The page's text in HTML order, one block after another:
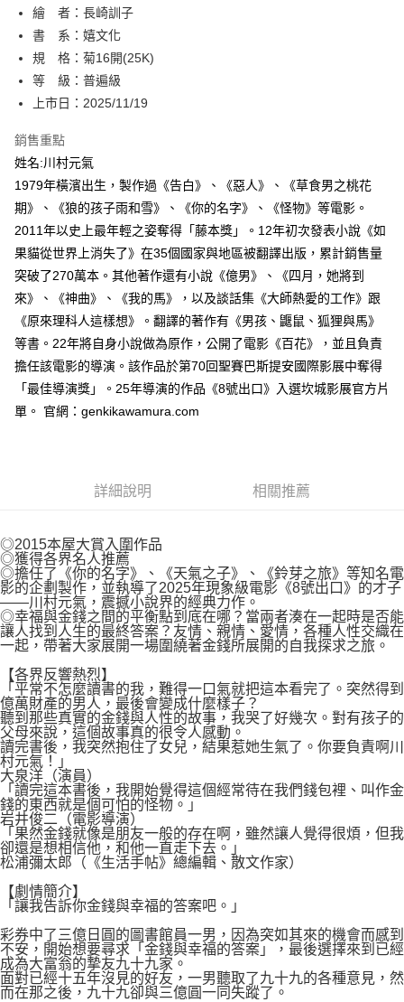
３．安心：先確認商品／服務後，再付款。
【「AFTEE先享後付」結帳流程】
１．於結帳方式選擇「AFTEE先享後付」後，將跳轉至「AFTEE先享後付」
結帳頁面，進行簡訊認證並確認金額後，即可完成結帳。
２．訂單成立數日內，您將收到繳費通知簡訊。
３．收到繳費通知簡訊後14天內，點擊此簡訊中的連結，可透過四大超商／
※ 請注意：結帳手續完成當下不需立刻繳費，但若您需要取消訂單，請聯絡
購買商品的店家。未經商家同意取消之訂單仍視為有效，需透過AFTEE先享
後付繳納相關費用。
※ 交易是否成功請以「AFTEE先享後付 」之結帳頁面顯示為準，若有關於
是否繳費成功／繳費後需取消欲退款等相關疑問，請聯繫「AFTEE先享後付
【注意事項】
１．透過由恩沛科技股份有限公司提供之「AFTEE先享後付」服務完成之交
易，需依本服務之必要範圍內提供個人資料，並將交易相關給付款項請求債
權轉讓予恩沛科技股份有限公司。
２．關於個人資料處理事宜，請瀏覽以下網址：
３．未成年的使用者請事先徵得法定代理人或監護人之同意方可使用
「AFTEE先享後付」，若未經同意申辦者引起之損失，本公司不負相關責
任。
４．使用「AFTEE先享後付」時，將依據個別帳號之用戶狀況，依本公司即
時審查核予不同之上限額度；若仍有額度不足之情形，本公司將視審查結果
全家取貨付款
每筆NT$80，滿NT$500(含以上)免運費
付款後全家取貨
每筆NT$80，滿NT$500(含以上)免運費
每筆NT$80，滿NT$500(含以上)免運費
付款後萊爾富取貨
每筆NT$80，滿NT$500(含以上)免運費
7-11取貨付款
每筆NT$80，滿NT$500(含以上)免運費
付款後7-11取貨
每筆NT$80，滿NT$500(含以上)免運費
宅配
每筆NT$100，滿NT$800(含以上)免運費
國家/地區配送
繪 者：長崎訓子
書 系：嬉文化
規 格：菊16開(25K)
等 級：普遍級
上市日：2025/11/19
銷售重點
姓名:川村元氣
1979年橫濱出生，製作過《告白》、《惡人》、《草食男之桃花
期》、《狼的孩子雨和雪》、《你的名字》、《怪物》等電影。
2011年以史上最年輕之姿奪得「藤本獎」。12年初次發表小說《如
果貓從世界上消失了》在35個國家與地區被翻譯出版，累計銷售量
突破了270萬本。其他著作還有小說《億男》、《四月，她將到
來》、《神曲》、《我的馬》，以及談話集《大師熱愛的工作》跟
《原來理科人這樣想》。翻譯的著作有《男孩、鼴鼠、狐狸與馬》
等書。22年將自身小說做為原作，公開了電影《百花》，並且負責
擔任該電影的導演。該作品於第70回聖賽巴斯提安國際影展中奪得
「最佳導演獎」。25年導演的作品《8號出口》入選坎城影展官方片
單。 官網：genkikawamura.com
詳細說明 相關推薦
◎2015本屋大賞入圍作品
◎獲得各界名人推薦
◎擔任了《你的名字》、《天氣之子》、《鈴芽之旅》等知名電
影的企劃製作，並執導了2025年現象級電影《8號出口》的才子
——川村元氣，震撼小說界的經典力作。
◎幸福與金錢之間的平衡點到底在哪？當兩者湊在一起時是否能
讓人找到人生的最終答案？友情、親情、愛情，各種人性交織在
一起，帶著大家展開一場圍繞著金錢所展開的自我探求之旅。
【各界反響熱烈】
「平常不怎麼讀書的我，難得一口氣就把這本看完了。突然得到
億萬財產的男人，最後會變成什麼樣子？
聽到那些真實的金錢與人性的故事，我哭了好幾次。對有孩子的
父母來說，這個故事真的很令人感動。
讀完書後，我突然抱住了女兒，結果惹她生氣了。你要負責啊川
村元氣！」
大泉洋（演員）
「讀完這本書後，我開始覺得這個經常待在我們錢包裡、叫作金
錢的東西就是個可怕的怪物。」
岩井俊二（電影導演）
「果然金錢就像是朋友一般的存在啊，雖然讓人覺得很煩，但我
卻還是想相信他，和他一直走下去。」
松浦彌太郎（《生活手帖》總編輯、散文作家）
【劇情簡介】
「讓我告訴你金錢與幸福的答案吧。」
彩券中了三億日圓的圖書館員一男，因為突如其來的機會而感到
不安，開始想要尋求「金錢與幸福的答案」，最後選擇來到已經
成為大富翁的摯友九十九家。
面對已經十五年沒見的好友，一男聽取了九十九的各種意見，然
而在那之後，九十九卻與三億圓一同失蹤了。